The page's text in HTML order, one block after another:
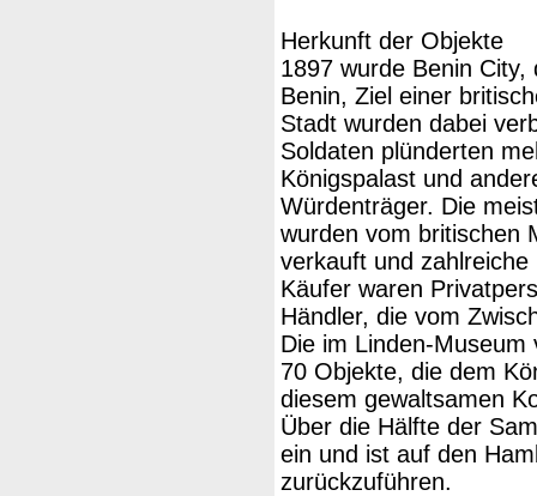
Herkunft der Objekte
1897 wurde Benin
Benin, Ziel einer
Stadt wurden dabei
Soldaten plünderten
Königspalast und
Würdenträger. Die
wurden vom britischen
verkauft und
Käufer waren
Händler, die vom
Die im Linden-
70 Objekte, die dem
diesem gewaltsamen
Über die Hälfte der
ein und ist auf den
zurückzuführen.